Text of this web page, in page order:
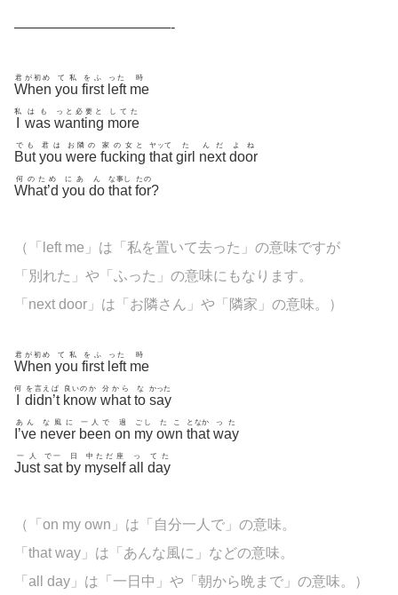
———————————-
When
君が初め
you
て私
first
をふ
left
った
me
時
私
was
はも
wanting
っと必要と
more
してた
But
でも
you
君は
were
お隣の
fucking
家の女と
that
ヤッて
girl
た
next
んだ
door
よね
What’d
何のため
you
にあ
do
ん
that
な事し
for
たの
?
（「left me」は「私を置いて去った」の意味ですが
「別れた」や「ふった」の意味にもなります。
「next door」は「お隣さん」や「隣家」の意味。）
When
君が初め
you
て私
first
をふ
left
った
me
時
何
didn’t
を言えば
know
良いのか
what
分から
to
な
say
かった
I’ve
あん
never
な風に
been
一人で
on
過
my
ごし
own
たこ
that
となか
way
った
Just
一人
sat
で一
by
日
myself
中ただ座
all
っ
day
てた
（「on my own」は「自分一人で」の意味。
「that way」は「あんな風に」などの意味。
「all day」は「一日中」や「朝から晩まで」の意味。）